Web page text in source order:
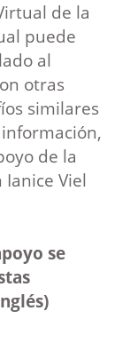
de la
puede
al
otras
similares
de la
Ianice Viel
se